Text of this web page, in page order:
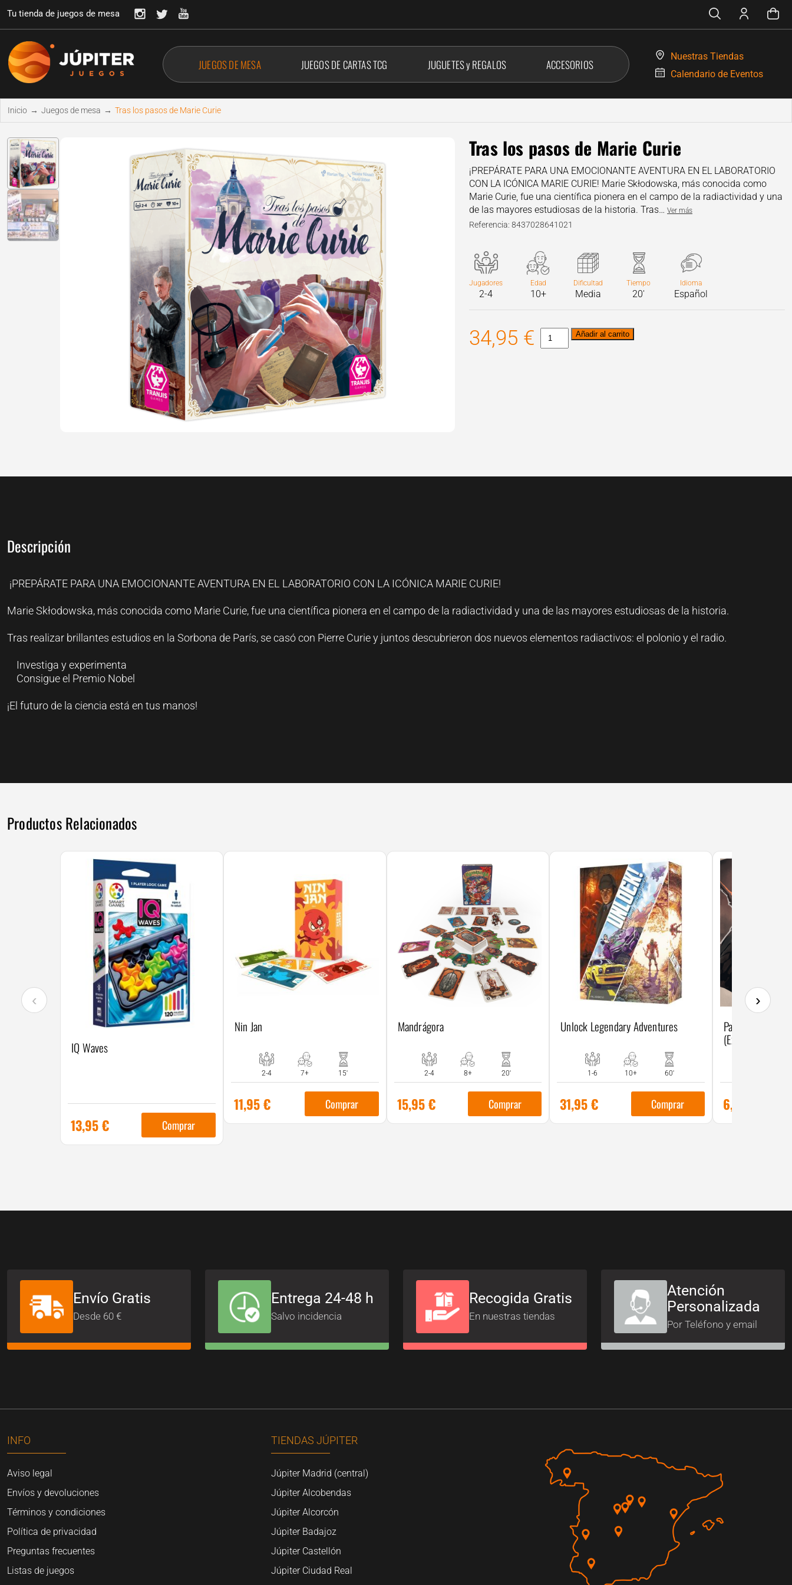
Tu tienda de juegos de mesa
JUEGOS DE MESA JUEGOS DE CARTASTCG JUGUETES y REGALOS ACCESORIOS
Nuestras Tiendas
Calendario de Eventos
Inicio → Juegos de mesa → Tras los pasos de Marie Curie
Tras los pasos de Marie Curie
¡PREPÁRATE PARA UNA EMOCIONANTE AVENTURA EN EL LABORATORIO
CON LA ICÓNICA MARIE CURIE! Marie Skłodowska, más conocida como
Marie Curie, fue una científica pionera en el campo de la radiactividad y una
de las mayores estudiosas de la historia. Tras… Ver más
Referencia: 8437028641021
Jugadores
2-4
Edad
10+
Dificultad
Media
Tiempo
20'
Idioma
Español
34,95 €
Tras
los
Añadir al carrito
Descripción
¡PREPÁRATE PARA UNA EMOCIONANTE AVENTURA EN EL LABORATORIO CON LA ICÓNICA MARIE CURIE!
Marie Skłodowska, más conocida como Marie Curie, fue una científica pionera en el campo de la radiactividad y una de las mayores estudiosas de la historia.
Tras realizar brillantes estudios en la Sorbona de París, se casó con Pierre Curie y juntos descubrieron dos nuevos elementos radiactivos: el polonio y el radio.
Investiga y experimenta
Consigue el Premio Nobel
¡El futuro de la ciencia está en tus manos!
Productos Relacionados
‹
IQ Waves
13,95€ Comprar
Nin Jan
2-4 7+ 15'
11,95€ Comprar
Mandrágora
2-4 8+ 20'
15,95€ Comprar
Unlock Legendary Adventures
1-6 10+ 60'
31,95€ Comprar
Pagan:
(Expansión)
6,95
›
Envío Gratis
Desde 60 €
Entrega 24-48 h
Salvo incidencia
Recogida Gratis
En nuestras tiendas
Atención
Personalizada
Por Teléfono y email
INFO
Aviso legal
Envíos y devoluciones
Términos y condiciones
Política de privacidad
Preguntas frecuentes
Listas de juegos
TIENDAS JÚPITER
Júpiter Madrid (central)
Júpiter Alcobendas
Júpiter Alcorcón
Júpiter Badajoz
Júpiter Castellón
Júpiter Ciudad Real